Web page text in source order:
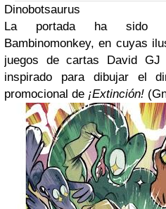
Dinobotsaurus
La portada ha sido
Bambinomonkey, en cuyas
juegos de cartas David GJ
inspirado para dibujar el
promocional de ¡Extinción!